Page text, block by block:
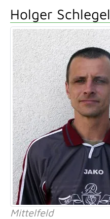
Holger Schlegel
Mittelfeld